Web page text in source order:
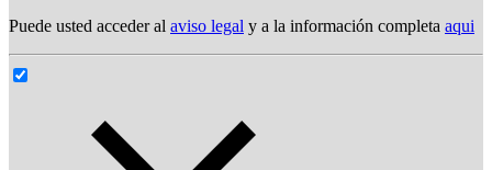
Puede usted acceder al aviso legal y a la información completa aqui